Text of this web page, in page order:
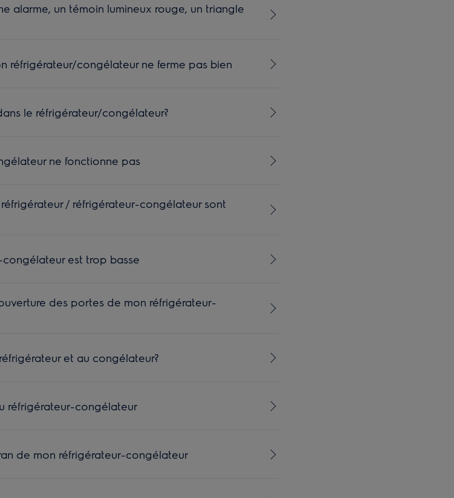
alarme, un témoin lumineux rouge, un triangle
réfrigérateur/congélateur ne ferme pas bien
le réfrigérateur/congélateur?
ne fonctionne pas
/ réfrigérateur-congélateur sont
est trop basse
des portes de mon réfrigérateur-
et au congélateur?
réfrigérateur-congélateur
de mon réfrigérateur-congélateur